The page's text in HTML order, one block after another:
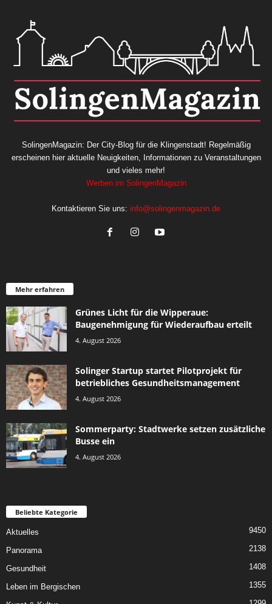
SolingenMagazin: Der City-Blog für die Klingenstadt! Regelmäßig
erscheinen hier aktuelle Neuigkeiten, Informationen zu Veranstaltungen
und vieles mehr!
Werben im SolingenMagazin
Kontaktieren Sie uns: info@solingenmagazin.de
Mehr erfahren
Grünes Licht für die Wipperaue:
Baugenehmigung für Wiederaufbau erteilt
4. August 2026
Solinger Startup startet Pilotprojekt für
betriebliches Gesundheitsmanagement
4. August 2026
Sommerparty: Stadtwerke setzen zusätzliche
Busse ein
4. August 2026
Beliebte Kategorie
Aktuelles 9450
Panorama 2138
Gesundheit 1408
Leben im Bergischen 1355